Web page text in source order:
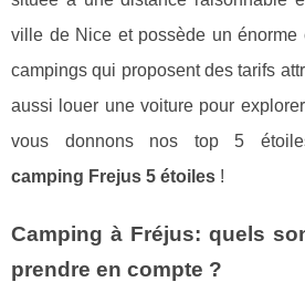
ville de Nice et possède un énorme
campings qui proposent des tarifs
aussi louer une voiture pour
vous donnons nos top 5
camping Frejus 5 étoiles !
Camping à Fréjus: quels
prendre en compte ?